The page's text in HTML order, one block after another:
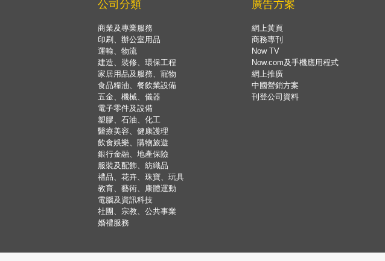
公司分類
商業及專業服務
印刷、辦公室用品
運輸、物流
建造、裝修、環保工程
家居用品及服務、寵物
食品糧油、餐飲業設備
五金、機械、儀器
電子零件及設備
塑膠、石油、化工
醫療美容、健康護理
飲食娛樂、購物旅遊
銀行金融、地產保險
服裝及配飾、紡織品
禮品、花卉、珠寶、玩具
教育、藝術、康體運動
電腦及資訊科技
社團、宗教、公共事業
婚禮服務
廣告方案
網上黃頁
商務專刊
Now TV
Now.com及手機應用程式
網上推廣
中國營銷方案
刊登公司資料